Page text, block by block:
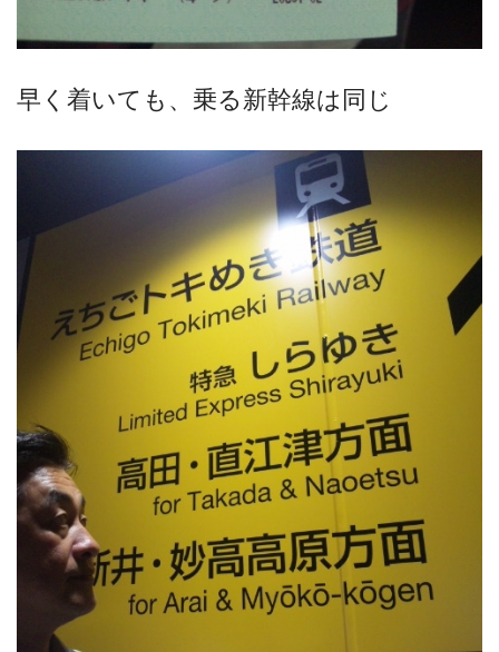
早く着いても、乗る新幹線は同じ